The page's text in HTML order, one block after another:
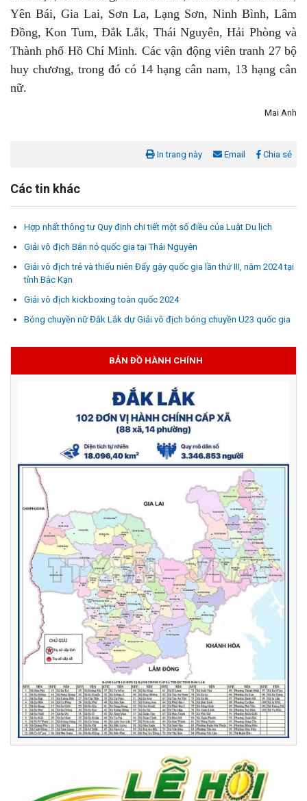
Yên Bái, Gia Lai, Sơn La, Lạng Sơn, Ninh Bình, Lâm
Đồng, Kon Tum, Đắk Lắk, Thái Nguyên, Hải Phòng và
Thành phố Hồ Chí Minh. Các vận động viên tranh 27 bộ
huy chương, trong đó có 14 hạng cân nam, 13 hạng cân
nữ.
Mai Anh
In trang này Email Chia sẻ
Các tin khác
Hợp nhất thông tư Quy định chi tiết một số điều của Luật Du lịch
Giải vô địch Bắn nỏ quốc gia tại Thái Nguyên
Giải vô địch trẻ và thiếu niên Đẩy gậy quốc gia lần thứ III, năm 2024 tại
tỉnh Bắc Kạn
Giải vô địch kickboxing toàn quốc 2024
Bóng chuyền nữ Đắk Lắk dự Giải vô địch bóng chuyền U23 quốc gia
BẢN ĐỒ HÀNH CHÍNH